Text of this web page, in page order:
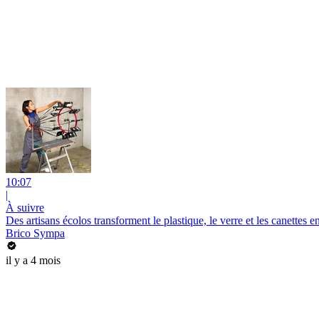
10:07
|
À suivre
Des artisans écolos transforment le plastique, le verre et les canettes
Brico Sympa
il y a 4 mois